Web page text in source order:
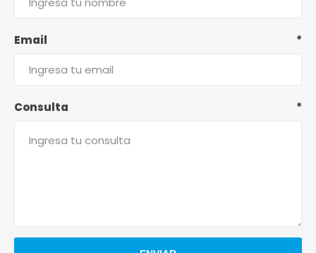
Email *
Consulta *